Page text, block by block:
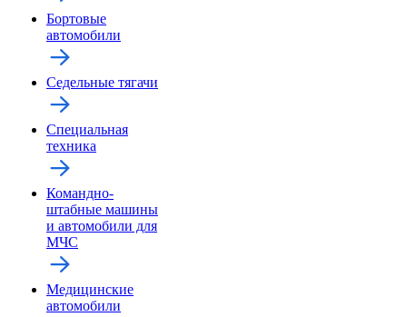
Бортовые
автомобили
Седельные тягачи
Специальная
техника
Командно-
штабные машины
и автомобили для
МЧС
Медицинские
автомобили